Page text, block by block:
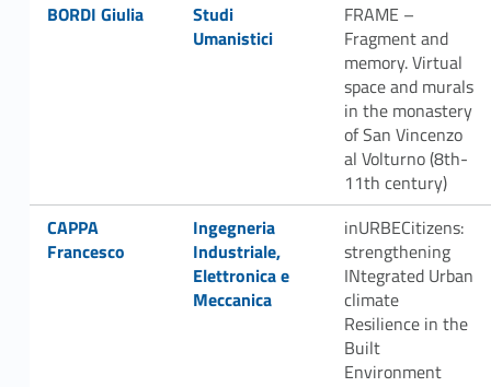
Link identifier #identifier__108675-11
BORDI Giulia Link identifier #identifier__96719-12
Studi
Umanistici
FRAME –
Fragment and
memory. Virtual
space and murals
in the monastery
of San Vincenzo
al Volturno (8th-
11th century)
Link identifier #identifier__35116-13
CAPPA
Francesco
Link identifier #identifier__134540-14
Ingegneria
Industriale,
Elettronica e
Meccanica
inURBECitizens:
strengthening
INtegrated Urban
climate
Resilience in the
Built
Environment